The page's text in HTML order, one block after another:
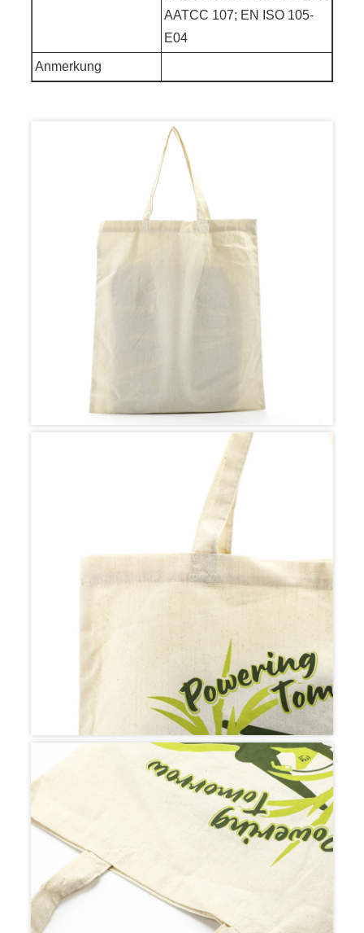
AATCC 107; EN ISO 105-
E04
Anmerkung